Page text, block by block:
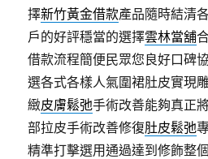
擇新竹黃金借款產品隨時結清
戶的好評穩當的選擇雲林當舖
借款流程簡便民眾您良好口碑
選各式各樣人氣圍裙肚皮實現
緻皮膚鬆弛手術改善能夠真正
部拉皮手術改善修復肚皮鬆弛
精準打擊選用通過達到修飾整